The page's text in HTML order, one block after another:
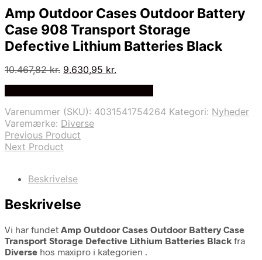
Amp Outdoor Cases Outdoor Battery
Case 908 Transport Storage
Defective Lithium Batteries Black
10.467,82kr. Den
10.467,82 kr..
9.630,95 kr.
9.630,95 kr..
Varenummer (SKU): 4031541754264 Kategori: Nyheder
Varemærke: Diverse
Previous Product
Next Product
Beskrivelse
Beskrivelse
Vi har fundet Amp Outdoor Cases Outdoor Battery Case
Transport Storage Defective Lithium Batteries Black fra
Diverse hos maxipro i kategorien .